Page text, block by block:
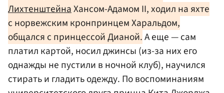
ЛихтенштейнаХансом-Адамом II, ходил на яхте
с норвежским кронпринцем Харальдом,
общался с принцессой Дианой.А еще — сам
платил картой, носил джинсы (из-за них его
однажды не пустили в ночной клуб), научился
стирать и гладить одежду. По воспоминаниям